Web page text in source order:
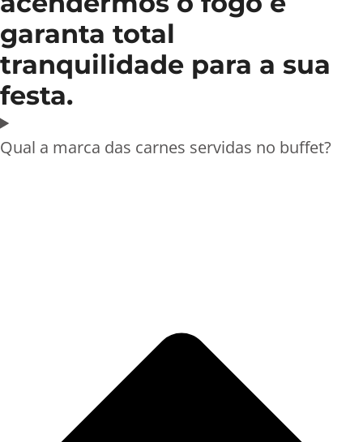
garanta total
tranquilidade para a sua
festa.
Qual a marca das carnes servidas no buffet?